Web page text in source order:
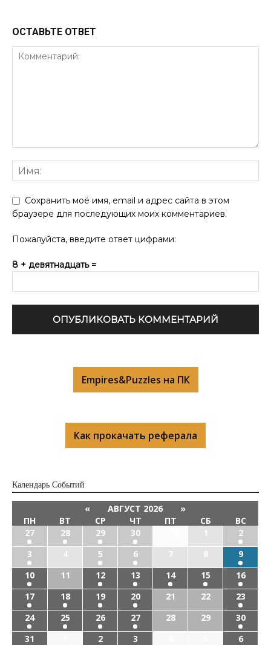
ОСТАВЬТЕ ОТВЕТ
Сохранить моё имя, email и адрес сайта в этом
браузере для последующих моих комментариев.
Пожалуйста, введите ответ цифрами:
8 + девятнадцать =
Empires&Puzzles на ПК
Как прокачать реферала
Календарь Cобытий
« АВГУСТ 2026
»
ПН
ВТ СР ЧТ ПТ СБ
ВС
27
28 29 30 1
2
3
4 5 6 7 8
9
10
11 12 13 14 15
16
17
18 19 20 21 22
23
24
25 26 27 28 29
30
31
2 3 6